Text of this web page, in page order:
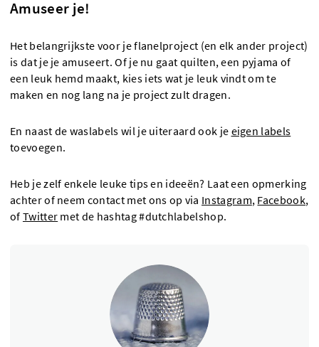
Amuseer je!
Het belangrijkste voor je flanelproject (en elk ander project)
is dat je je amuseert. Of je nu gaat quilten, een pyjama of
een leuk hemd maakt, kies iets wat je leuk vindt om te
maken en nog lang na je project zult dragen.
En naast de waslabels wil je uiteraard ook je eigen labels
toevoegen.
Heb je zelf enkele leuke tips en ideeën? Laat een opmerking
achter of neem contact met ons op via Instagram, Facebook,
of Twitter met de hashtag #dutchlabelshop.